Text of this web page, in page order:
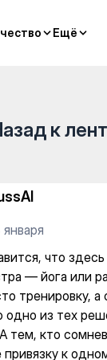
Ещё
Ещё
к
января
что
— йога или
тренировку,
одно из тех
тем, кто
к